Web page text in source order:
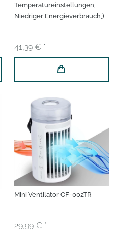
Temperatureinstellungen,
Niedriger Energieverbrauch,)
41,39 € *
Mini Ventilator CF-002TR
29,99 € *